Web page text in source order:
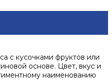
с кусочками фруктов или
основе. Цвет, вкус и
наименованию